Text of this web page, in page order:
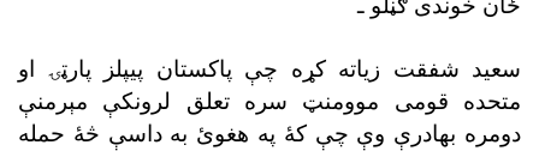
ځان خوندى ګڼلو ـ
سعيد شفقت زياته کړه چې پاکستان پيپلز پارټۍ او
متحده قومى موومنټ سره تعلق لرونکې مېرمنې
دومره بهادرې وې چې کۀ په هغوئ به داسې څۀ حمله